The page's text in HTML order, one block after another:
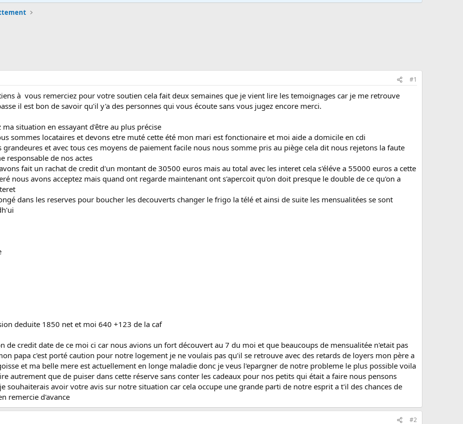
#1
à vous remerciez pour votre soutien cela fait deux semaines que je vient lire les temoignages car je me retrouve
il est bon de savoir qu'il y'a des personnes qui vous écoute sans vous jugez encore merci.
situation en essayant d'être au plus précise
sommes locataires et devons etre muté cette été mon mari est fonctionaire et moi aide a domicile en cdi
grandeures et avec tous ces moyens de paiement facile nous nous somme pris au piège cela dit nous rejetons la faute
responsable de nos actes
fait un rachat de credit d'un montant de 30500 euros mais au total avec les interet cela s'éléve a 55000 euros a cette
nous avons acceptez mais quand ont regarde maintenant ont s'apercoit qu'on doit presque le double de ce qu'on a
dans les reserves pour boucher les decouverts changer le frigo la télé et ainsi de suite les mensualitées se sont
deduite 1850 net et moi 640 +123 de la caf
de credit date de ce moi ci car nous avions un fort découvert au 7 du moi et que beaucoups de mensualitée n'etait pas
papa c'est porté caution pour notre logement je ne voulais pas qu'il se retrouve avec des retards de loyers mon père a
et ma belle mere est actuellement en longe maladie donc je veus l'epargner de notre probleme le plus possible voila
autrement que de puiser dans cette réserve sans conter les cadeaux pour nos petits qui était a faire nous pensons
souhaiterais avoir votre avis sur notre situation car cela occupe une grande parti de notre esprit a t'il des chances de
remercie d'avance
#2